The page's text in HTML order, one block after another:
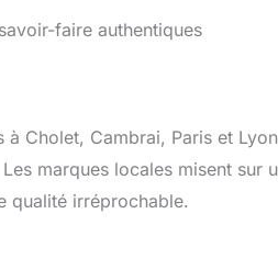
faire authentiques
Cholet, Cambrai, Paris et
Les marques locales misent
qualité irréprochable.